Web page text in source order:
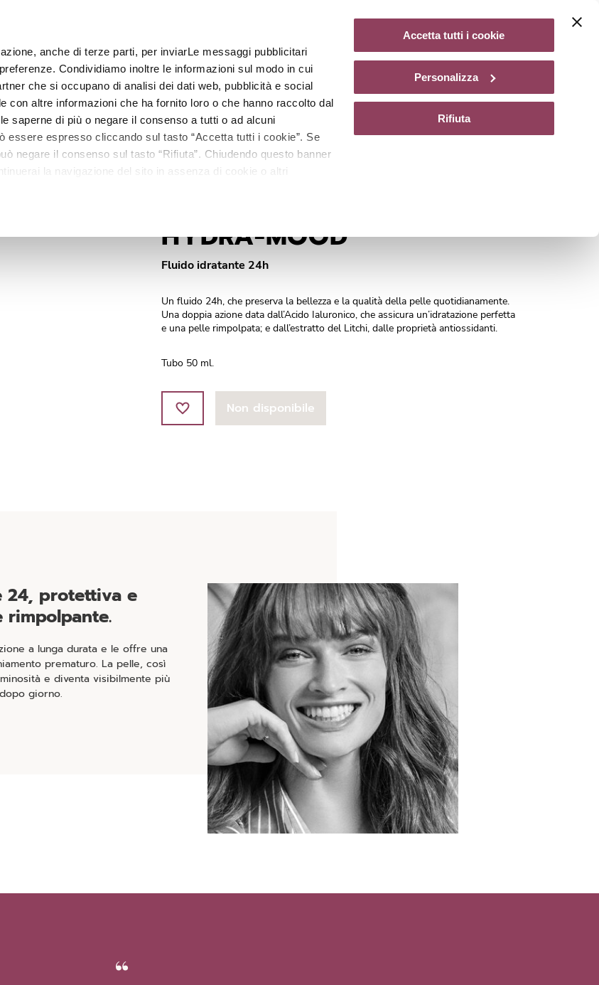
anche di terze parti, per inviarLe messaggi pubblicitari
Condividiamo inoltre le informazioni sul modo in cui
che si occupano di analisi dei dati web, pubblicità e social
con altre informazioni che ha fornito loro o che hanno raccolto dal
saperne di più o negare il consenso a tutti o ad alcuni
essere espresso cliccando sul tasto “Accetta tutti i cookie”. Se
negare il consenso sul tasto “Rifiuta”. Chiudendo questo banner
la navigazione del sito in assenza di cookie o altri
Accetta tutti i cookie
Personalizza
Rifiuta
Trattamenti Centri estetici Matis Paris Magazine
Non disponibile
HYDRA-MOOD
Fluido idratante 24h
Un fluido 24h, che preserva la bellezza e la qualità della pelle quotidianamente.
Una doppia azione data dall’Acido Ialuronico, che assicura un’idratazione perfetta
e una pelle rimpolpata; e dall’estratto del Litchi, dalle proprietà antiossidanti.
Tubo 50 ml.
Non disponibile
24, protettiva e
rimpolpante.
a lunga durata e le offre una
prematuro. La pelle, così
e diventa visibilmente più
giorno.